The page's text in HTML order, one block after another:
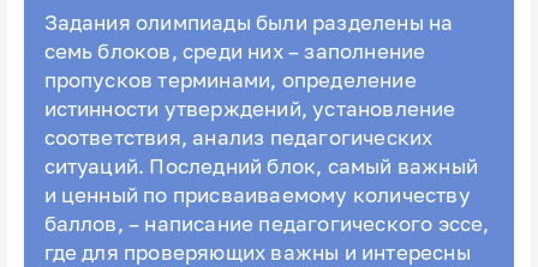
Задания олимпиады были разделены на
семь блоков, среди них – заполнение
пропусков терминами, определение
истинности утверждений, установление
соответствия, анализ педагогических
ситуаций. Последний блок, самый важный
и ценный по присваиваемому количеству
баллов, – написание педагогического эссе,
где для проверяющих важны и интересны